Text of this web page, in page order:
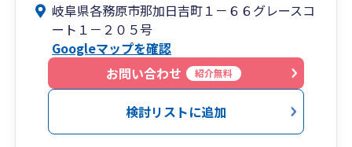
また、所長が中小企業診断士でもあるので、経営
戦略・人事施策・マーケティングなど多岐に渡り
経営に対する助言しております。
詳しくは、ホームページをご覧ください。
岐阜県各務原市那加日吉町１－６６グレースコ
ート１－２０５号
Googleマップを確認
お問い合わせ
紹介無料
検討リストに追加